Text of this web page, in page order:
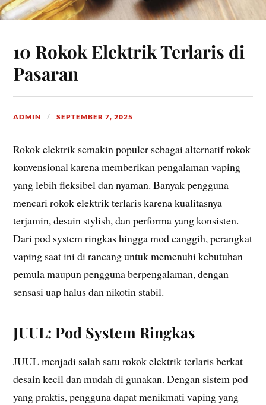
10 Rokok Elektrik Terlaris di
Pasaran
ADMIN SEPTEMBER 7, 2025
Rokok elektrik semakin populer sebagai alternatif rokok
konvensional karena memberikan pengalaman vaping
yang lebih fleksibel dan nyaman. Banyak pengguna
mencari rokok elektrik terlaris karena kualitasnya
terjamin, desain stylish, dan performa yang konsisten.
Dari pod system ringkas hingga mod canggih, perangkat
vaping saat ini di rancang untuk memenuhi kebutuhan
pemula maupun pengguna berpengalaman, dengan
sensasi uap halus dan nikotin stabil.
JUUL: Pod System Ringkas
JUUL menjadi salah satu rokok elektrik terlaris berkat
desain kecil dan mudah di gunakan. Dengan sistem pod
yang praktis, pengguna dapat menikmati vaping yang